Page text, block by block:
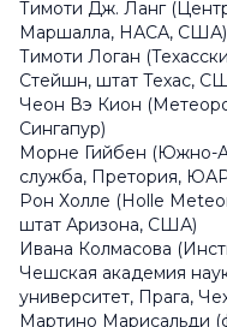
Тимоти Дж. Ланг
Маршалла, НАСА, США)
Тимоти Логан
Стейшн, штат Техас,
Чеон Вэ Кион
Сингапур)
Морне Гийбен (Южно-
служба, Претория,
Рон Холле (Holle
штат Аризона, США)
Ивана Колмасова
Чешская академия
университет, Прага,
Мартино Марисальди